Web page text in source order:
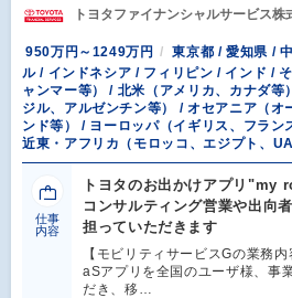
トヨタファイナンシャルサービス株
950万円～1249万円
東京都 / 愛知県 /
ル / インドネシア / フィリピン / インド /
ャンマー等） / 北米（アメリカ、カナダ等
ジル、アルゼンチン等） / オセアニア（オ
ンド等） / ヨーロッパ（イギリス、フラン
近東・アフリカ（モロッコ、エジプト、
仕事
内容
トヨタのお出かけアプリ"my
コンサルティング営業や出向
担っていただきます
【モビリティサービスGの業務
aSアプリを全国のユーザ様、事
だき、移…